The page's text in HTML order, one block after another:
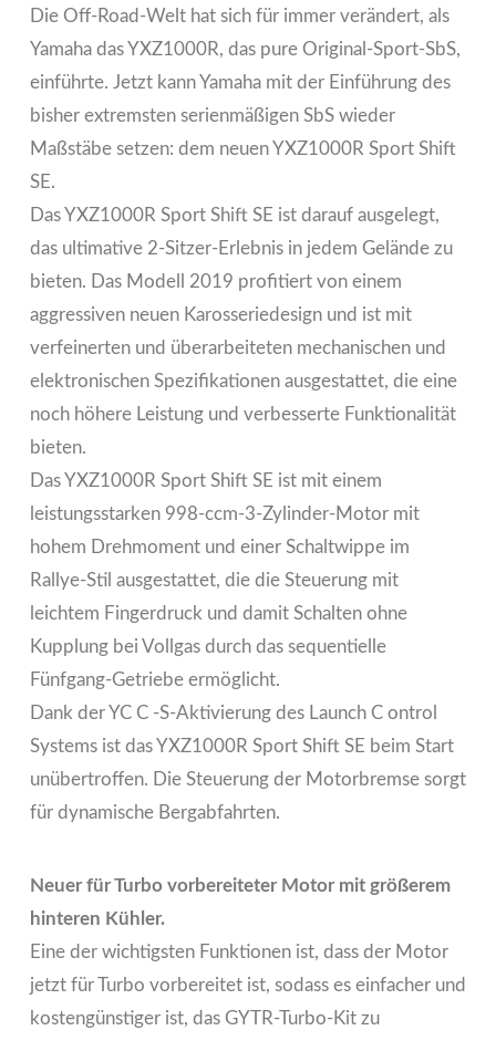
Die Off-Road-Welt hat sich für immer verändert, als
Yamaha das YXZ1000R, das pure Original-Sport-SbS,
einführte. Jetzt kann Yamaha mit der Einführung des
bisher extremsten serienmäßigen SbS wieder
Maßstäbe setzen: dem neuen YXZ1000R Sport Shift
SE.
Das YXZ1000R Sport Shift SE ist darauf ausgelegt,
das ultimative 2-Sitzer-Erlebnis in jedem Gelände zu
bieten. Das Modell 2019 profitiert von einem
aggressiven neuen Karosseriedesign und ist mit
verfeinerten und überarbeiteten mechanischen und
elektronischen Spezifikationen ausgestattet, die eine
noch höhere Leistung und verbesserte Funktionalität
bieten.
Das YXZ1000R Sport Shift SE ist mit einem
leistungsstarken 998-ccm-3-Zylinder-Motor mit
hohem Drehmoment und einer Schaltwippe im
Rallye-Stil ausgestattet, die die Steuerung mit
leichtem Fingerdruck und damit Schalten ohne
Kupplung bei Vollgas durch das sequentielle
Fünfgang-Getriebe ermöglicht.
Dank der YC C -S-Aktivierung des Launch C ontrol
Systems ist das YXZ1000R Sport Shift SE beim Start
unübertroffen. Die Steuerung der Motorbremse sorgt
für dynamische Bergabfahrten.
Neuer für Turbo vorbereiteter Motor mit größerem
hinteren Kühler.
Eine der wichtigsten Funktionen ist, dass der Motor
jetzt für Turbo vorbereitet ist, sodass es einfacher und
kostengünstiger ist, das GYTR-Turbo-Kit zu